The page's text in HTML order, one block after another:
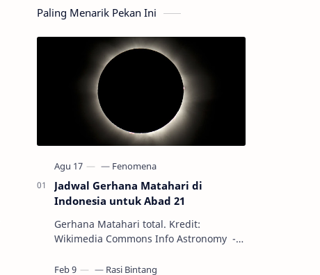
Paling Menarik Pekan Ini
Jadwal Gerhana Matahari di
Indonesia untuk Abad 21
Gerhana Matahari total. Kredit:
Wikimedia Commons Info Astronomy -
gerhana Matahari akan terjadi sebanyak